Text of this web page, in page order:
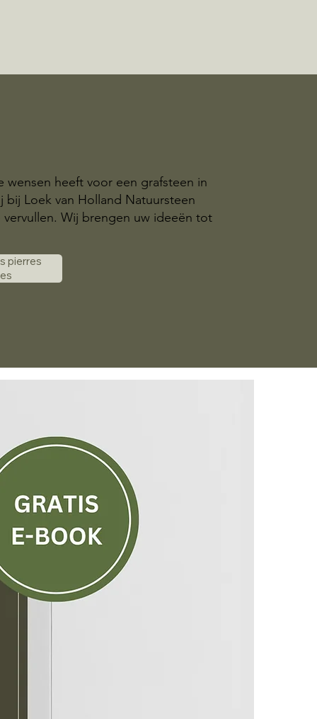
wensen heeft voor een grafsteen in
bij Loek van Holland Natuursteen
Wij brengen uw ideeën tot
pierres